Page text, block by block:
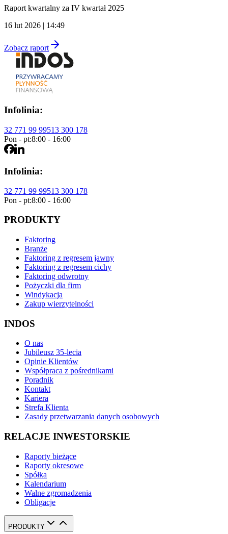
Raport kwartalny za IV kwartał 2025
16 lut 2026 | 14:49
Zobacz raport
Infolinia:
32 771 99 99513 300 178
Pon - pt:8:00 - 16:00
Infolinia:
32 771 99 99513 300 178
Pon - pt:8:00 - 16:00
PRODUKTY
Faktoring
Branże
Faktoring z regresem jawny
Faktoring z regresem cichy
Faktoring odwrotny
Pożyczki dla firm
Windykacja
Zakup wierzytelności
INDOS
O nas
Jubileusz 35-lecia
Opinie Klientów
Współpraca z pośrednikami
Poradnik
Kontakt
Kariera
Strefa Klienta
Zasady przetwarzania danych osobowych
RELACJE INWESTORSKIE
Raporty bieżące
Raporty okresowe
Spółka
Kalendarium
Walne zgromadzenia
Obligacje
PRODUKTY